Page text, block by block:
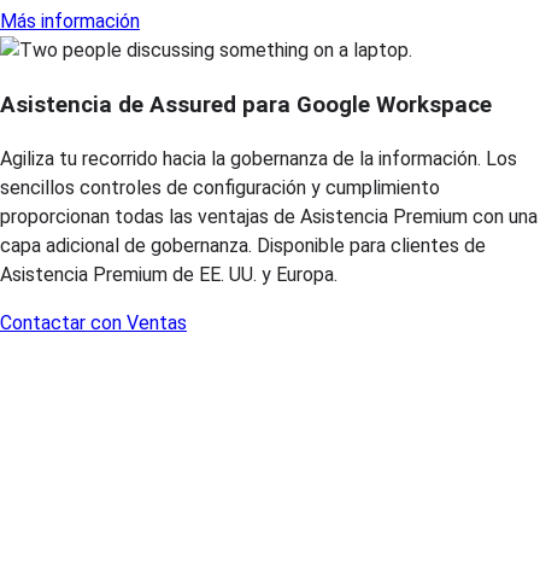
Más información
Asistencia de Assured para Google Workspace
Agiliza tu recorrido hacia la gobernanza de la información. Los
sencillos controles de configuración y cumplimiento
proporcionan todas las ventajas de Asistencia Premium con una
capa adicional de gobernanza. Disponible para clientes de
Asistencia Premium de EE. UU. y Europa.
Contactar con Ventas